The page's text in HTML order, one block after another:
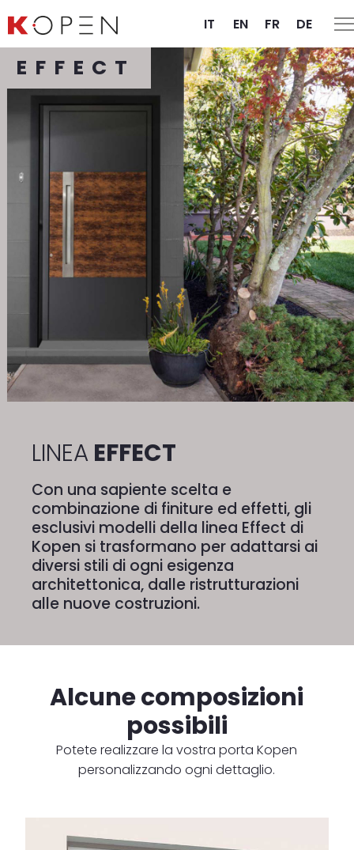
IT EN FR DE
EFFECT
LINEAEFFECT
Con una sapiente scelta e
combinazione di finiture ed effetti, gli
esclusivi modelli della linea Effect di
Kopen si trasformano per adattarsi ai
diversi stili di ogni esigenza
architettonica, dalle ristrutturazioni
alle nuove costruzioni.
Alcune composizioni
possibili
Potete realizzare la vostra porta Kopen
personalizzando ogni dettaglio.